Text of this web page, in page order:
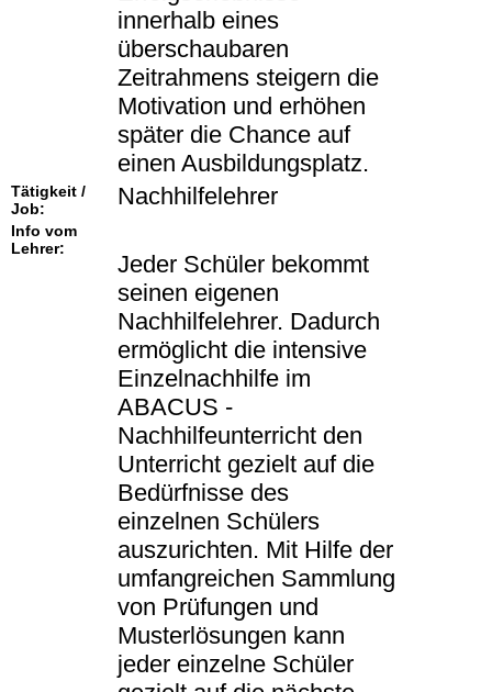
innerhalb eines
überschaubaren
Zeitrahmens steigern die
Motivation und erhöhen
später die Chance auf
einen Ausbildungsplatz.
Tätigkeit /
Job:
Nachhilfelehrer
Info vom
Lehrer:
Jeder Schüler bekommt
seinen eigenen
Nachhilfelehrer. Dadurch
ermöglicht die intensive
Einzelnachhilfe im
ABACUS -
Nachhilfeunterricht den
Unterricht gezielt auf die
Bedürfnisse des
einzelnen Schülers
auszurichten. Mit Hilfe der
umfangreichen Sammlung
von Prüfungen und
Musterlösungen kann
jeder einzelne Schüler